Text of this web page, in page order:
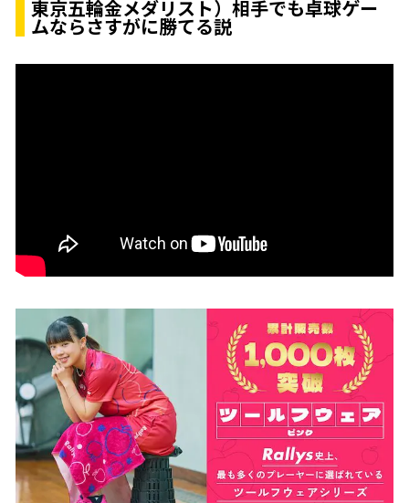
東京五輪金メダリスト）相手でも卓球ゲー
ムならさすがに勝てる説